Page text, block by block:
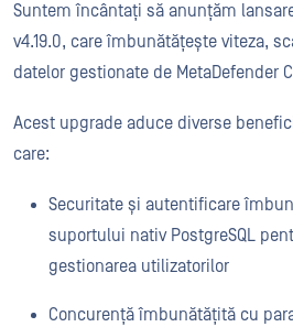
Suntem încântați să anunțăm
v4.19.0, care îmbunătățește viteza,
datelor gestionate de MetaDefender
Acest upgrade aduce diverse
care:
Securitate și autentificare
suportului nativ PostgreSQL
gestionarea utilizatorilor
Concurență îmbunătățită cu